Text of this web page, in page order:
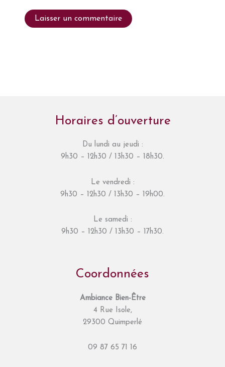
Horaires d’ouverture
Du lundi au jeudi :
9h30 – 12h30 / 13h30 – 18h30.
Le vendredi :
9h30 – 12h30 / 13h30 – 19h00.
Le samedi :
9h30 – 12h30 / 13h30 – 17h30.
Coordonnées
Ambiance Bien-Être
4 Rue Isole,
29300 Quimperlé
09 87 65 71 16